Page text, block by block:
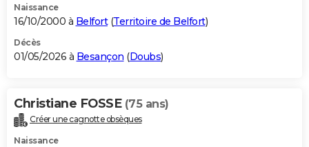
Naissance
16/10/2000 à Belfort(Territoire de Belfort)
Décès
01/05/2026 à Besançon (Doubs)
Christiane FOSSE (75 ans)
Créer une cagnotte obsèques
Naissance